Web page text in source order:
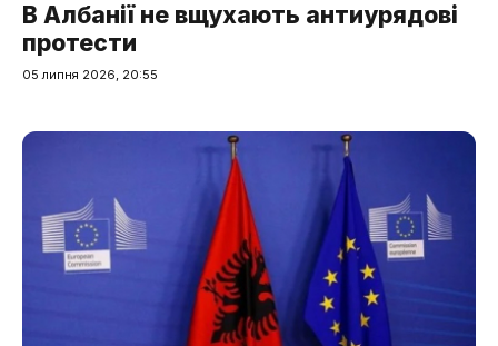
В Албанії не вщухають антиурядові
протести
05 липня 2026, 20:55